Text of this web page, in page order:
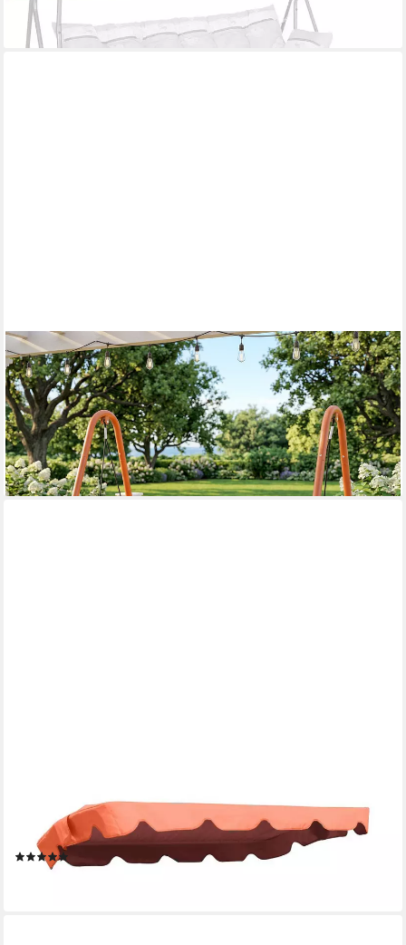
-20%
lieferbar in 6 Wochen
OUTSUNNY
Hollywoodschaukel mit Kissen, Gestell, 2-Sitzer,
Schaukelfunktion, Gartenschaukel, 1 tlg., Hängeliege, für Garten,
Balkon, 174 x 120 x 162 cm, Metall, Terrakotta
260,99 € UVP545,90 €
-52%
lieferbar - in 2-3 Werktagen bei dir
MFG FREIZEITMÖBEL
Hollywoodschaukelersatzdach 182 x 134 cm (Taschenmaß 176 x
130 cm), terrakotta, 100% Polyester, wasserabweisend
19,95 €